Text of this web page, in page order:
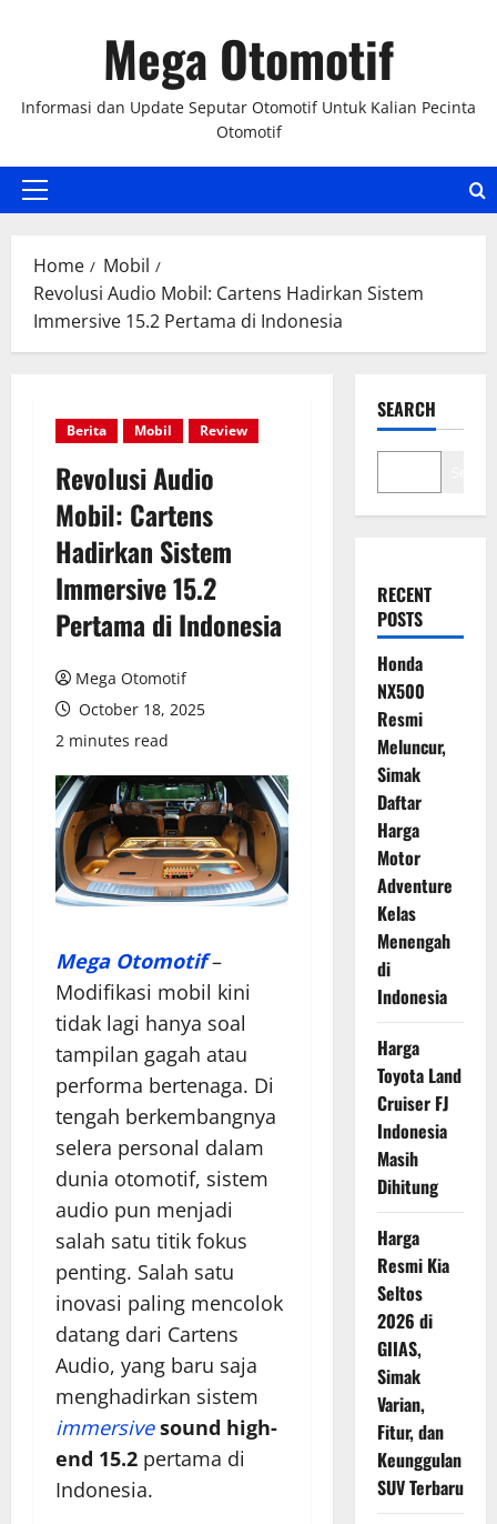
Mega Otomotif
Informasi dan Update Seputar Otomotif Untuk Kalian Pecinta
Otomotif
Primary
Home
Mobil
Revolusi Audio Mobil: Cartens Hadirkan Sistem
Immersive 15.2 Pertama di Indonesia
Berita Mobil Review
Revolusi Audio
Mobil: Cartens
Hadirkan Sistem
Immersive 15.2
Pertama di Indonesia
Mega Otomotif
October 18, 2025
2 minutes read
Mega Otomotif–
Modifikasi mobil kini
tidak lagi hanya soal
tampilan gagah atau
performa bertenaga. Di
tengah berkembangnya
selera personal dalam
dunia otomotif, sistem
audio pun menjadi
salah satu titik fokus
penting. Salah satu
inovasi paling mencolok
datang dari Cartens
Audio, yang baru saja
menghadirkan sistem
immersivesound high-
end 15.2 pertama di
Indonesia.
SEARCH
RECENT
POSTS
Honda
NX500
Resmi
Meluncur,
Simak
Daftar
Harga
Motor
Adventure
Kelas
Menengah
di
Indonesia
Harga
Toyota Land
Cruiser FJ
Indonesia
Masih
Dihitung
Harga
Resmi Kia
Seltos
2026 di
GIIAS,
Simak
Varian,
Fitur, dan
Keunggulan
SUV Terbaru